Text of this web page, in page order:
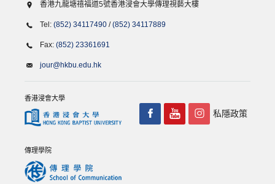
香港九龍塘禧福道5號香港浸會大學傳理視藝大樓
Tel: (852) 34117490 /(852) 34117889
Fax: (852) 23361691
jour@hkbu.edu.hk
香港浸會大學
傳理學院
私隱政策